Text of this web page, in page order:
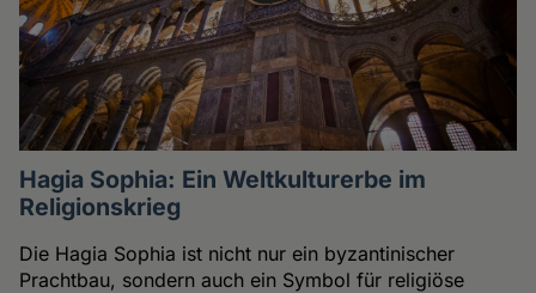
Hagia Sophia: Ein Weltkulturerbe im
Religionskrieg
Die Hagia Sophia ist nicht nur ein byzantinischer
Prachtbau, sondern auch ein Symbol für religiöse